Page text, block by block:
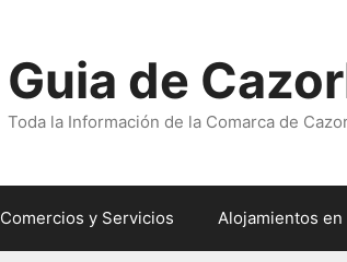
Guia de
Toda la Información de la Comarca de
Comercios y Servicios Alojamientos en